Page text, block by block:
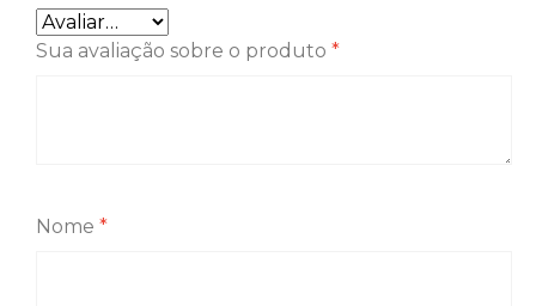
Sua avaliação sobre o produto *
Nome *